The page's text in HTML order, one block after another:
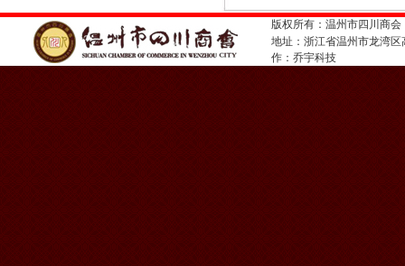
版权所有：温州市四川商
地址：浙江省温州市龙湾
作： 乔宇科技